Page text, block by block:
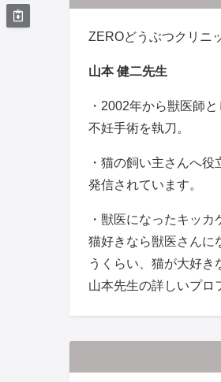
ZEROどうぶつクリニ
山本 健二先生
・2002年から獣医師
不妊手術を執刀。
・猫の飼い主さんへ役
発信されています。
・獣医になったキッ
猫好きなら獣医さんに
うくらい、猫が大好き
山本先生の詳しいプロ